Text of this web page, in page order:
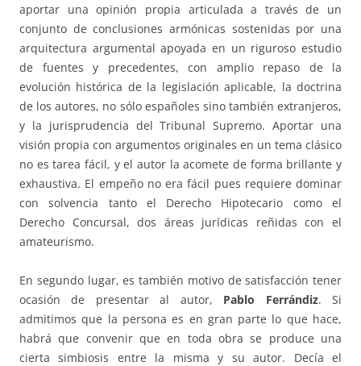
aportar una opinión propia articulada a través de un
conjunto de conclusiones armónicas sostenidas por una
arquitectura argumental apoyada en un riguroso estudio
de fuentes y precedentes, con amplio repaso de la
evolución histórica de la legislación aplicable, la doctrina
de los autores, no sólo españoles sino también extranjeros,
y la jurisprudencia del Tribunal Supremo. Aportar una
visión propia con argumentos originales en un tema clásico
no es tarea fácil, y el autor la acomete de forma brillante y
exhaustiva. El empeño no era fácil pues requiere dominar
con solvencia tanto el Derecho Hipotecario como el
Derecho Concursal, dos áreas jurídicas reñidas con el
amateurismo.
En segundo lugar, es también motivo de satisfacción tener
ocasión de presentar al autor, Pablo Ferrándiz. Si
admitimos que la persona es en gran parte lo que hace,
habrá que convenir que en toda obra se produce una
cierta simbiosis entre la misma y su autor. Decía el